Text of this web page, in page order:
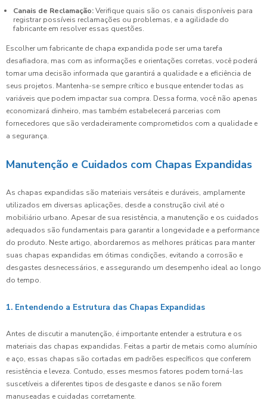
Canais de Reclamação:Verifique quais são os canais disponíveis para
registrar possíveis reclamações ou problemas, e a agilidade do
fabricante em resolver essas questões.
Escolher um fabricante de chapa expandida pode ser uma tarefa
desafiadora, mas com as informações e orientações corretas, você poderá
tomar uma decisão informada que garantirá a qualidade e a eficiência de
seus projetos. Mantenha-se sempre crítico e busque entender todas as
variáveis que podem impactar sua compra. Dessa forma, você não apenas
economizará dinheiro, mas também estabelecerá parcerias com
fornecedores que são verdadeiramente comprometidos com a qualidade e
a segurança.
Manutenção e Cuidados com Chapas Expandidas
As chapas expandidas são materiais versáteis e duráveis, amplamente
utilizados em diversas aplicações, desde a construção civil até o
mobiliário urbano. Apesar de sua resistência, a manutenção e os cuidados
adequados são fundamentais para garantir a longevidade e a performance
do produto. Neste artigo, abordaremos as melhores práticas para manter
suas chapas expandidas em ótimas condições, evitando a corrosão e
desgastes desnecessários, e assegurando um desempenho ideal ao longo
do tempo.
1. Entendendo a Estrutura das Chapas Expandidas
Antes de discutir a manutenção, é importante entender a estrutura e os
materiais das chapas expandidas. Feitas a partir de metais como alumínio
e aço, essas chapas são cortadas em padrões específicos que conferem
resistência e leveza. Contudo, esses mesmos fatores podem torná-las
suscetíveis a diferentes tipos de desgaste e danos se não forem
manuseadas e cuidadas corretamente.